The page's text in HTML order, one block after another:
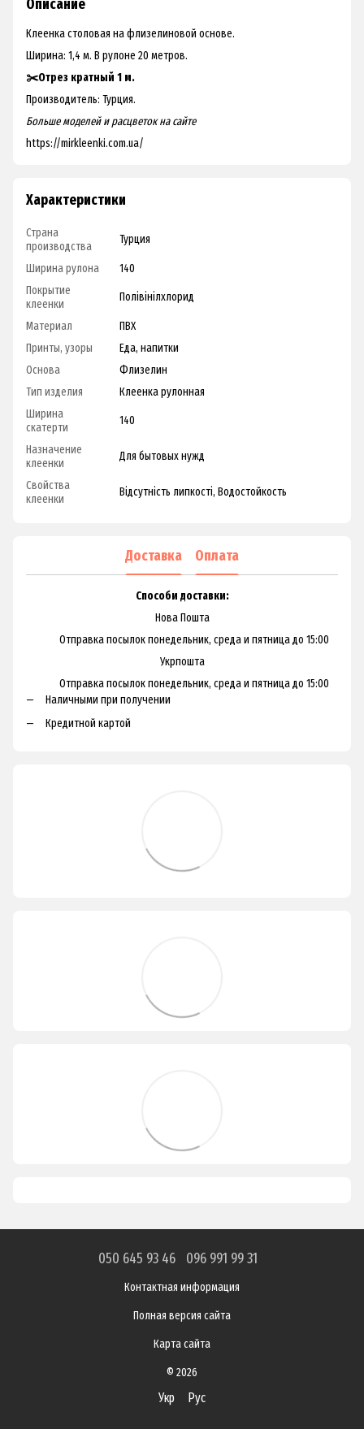
Описание
Клеенка столовая на флизелиновой основе.
Ширина: 1,4 м. В рулоне 20 метров.
✂️Отрез кратный 1 м.
Производитель: Турция.
Больше моделей и расцветок насайте
https://mirkleenki.com.ua/
Характеристики
Страна
производства
Турция
Ширина рулона
140
Покрытие
клеенки
Полівінілхлорид
Материал
ПВХ
Принты, узоры
Еда, напитки
Основа
Флизелин
Тип изделия
Клеенка рулонная
Ширина
скатерти
140
Назначение
клеенки
Для бытовых нужд
Свойства
клеенки
Відсутність липкості, Водостойкость
Доставка Оплата
Способи доставки:
Нова Пошта
Отправка посылок понедельник, среда и пятница до 15:00
Укрпошта
Отправка посылок понедельник, среда и пятница до 15:00
Наличными при получении
Кредитной картой
050 645 93 46 096 991 99 31
Контактная информация
Полная версия сайта
Карта сайта
© 2026
Укр Рус